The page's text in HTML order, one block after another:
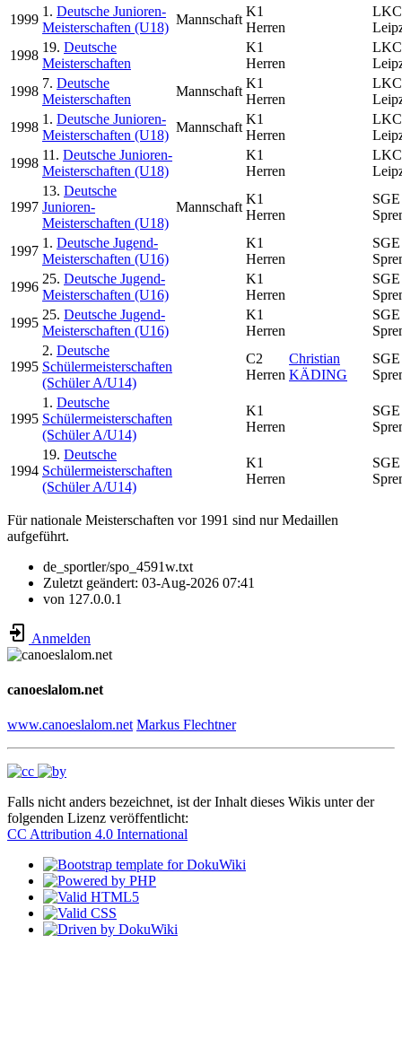
1999
1. Deutsche Junioren-
Meisterschaften (U18)
Mannschaft
K1
Herren
LKC
1998
19. Deutsche
Meisterschaften
K1
Herren
LKC
1998
7. Deutsche
Meisterschaften
Mannschaft
K1
Herren
LKC
1998
1. Deutsche Junioren-
Meisterschaften (U18)
Mannschaft
K1
Herren
LKC
1998
11. Deutsche Junioren-
Meisterschaften (U18)
K1
Herren
LKC
1997
13. Deutsche
Junioren-
Meisterschaften (U18)
Mannschaft
K1
Herren
SGE
1997
1. Deutsche Jugend-
Meisterschaften (U16)
K1
Herren
SGE
1996
25. Deutsche Jugend-
Meisterschaften (U16)
K1
Herren
SGE
1995
25. Deutsche Jugend-
Meisterschaften (U16)
K1
Herren
SGE
1995
2. Deutsche
Schülermeisterschaften
(Schüler A/U14)
C2
Herren
Christian
KÄDING
SGE
1995
1. Deutsche
Schülermeisterschaften
(Schüler A/U14)
K1
Herren
SGE
1994
19. Deutsche
Schülermeisterschaften
(Schüler A/U14)
K1
Herren
SGE
Für nationale Meisterschaften vor 1991 sind nur Medaillen
aufgeführt.
de_sportler/spo_4591w.txt
Zuletzt geändert: 03-Aug-2026 07:41
von 127.0.0.1
Anmelden
canoeslalom.net
www.canoeslalom.net Markus Flechtner
Falls nicht anders bezeichnet, ist der Inhalt dieses Wikis unter der
folgenden Lizenz veröffentlicht:
CC Attribution 4.0 International